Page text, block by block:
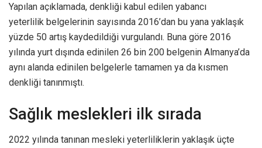
Yapılan açıklamada, denkliği kabul edilen yabancı
yeterlilik belgelerinin sayısında 2016’dan bu yana yaklaşık
yüzde 50 artış kaydedildiği vurgulandı. Buna göre 2016
yılında yurt dışında edinilen 26 bin 200 belgenin Almanya’da
aynı alanda edinilen belgelerle tamamen ya da kısmen
denkliği tanınmıştı.
Sağlık meslekleri ilk sırada
2022 yılında tanınan mesleki yeterliliklerin yaklaşık üçte